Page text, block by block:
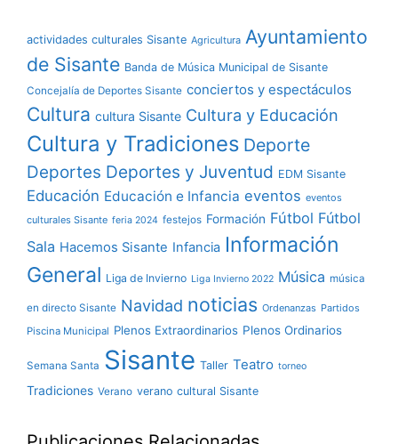
actividades culturales Sisante Agricultura Ayuntamiento
de Sisante Banda de Música Municipal de Sisante
Concejalía de Deportes Sisante conciertos y espectáculos
Cultura cultura Sisante Cultura y Educación
Cultura y Tradiciones Deporte
Deportes Deportes y Juventud EDM Sisante
Educación Educación e Infancia eventos eventos
culturales Sisante feria 2024 festejos Formación Fútbol Fútbol
Sala Hacemos Sisante Infancia Información
General Liga de Invierno Liga Invierno 2022 Música música
en directo Sisante Navidad noticias Ordenanzas Partidos
Piscina Municipal Plenos Extraordinarios Plenos Ordinarios
Semana Santa Sisante Taller Teatro torneo
Tradiciones Verano verano cultural Sisante